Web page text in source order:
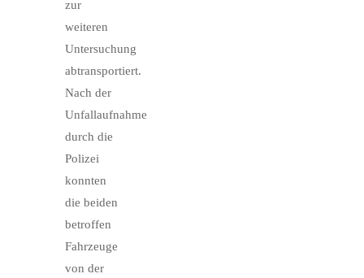
zur
weiteren
Untersuchung
abtransportiert.
Nach der
Unfallaufnahme
durch die
Polizei
konnten
die beiden
betroffen
Fahrzeuge
von der